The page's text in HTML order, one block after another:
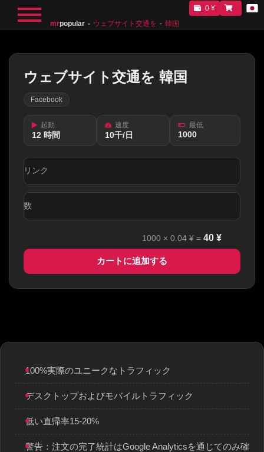
mrpopular ウェブサイト交通を 韓国
0 ¥
ウェブサイト交通を 韓国
Facebook
起動
12 時間
速度
10千/日
最低
1000
リンク
数
1000 × 0.04 ¥ = 40 ¥
カートに追加する
100%実際のユニークなトラフィック
デスクトップおよびモバイルトラフィック
低い直帰率15-20%
警告：注文の完了統計はGoogle Analyticsを通じてのみ確